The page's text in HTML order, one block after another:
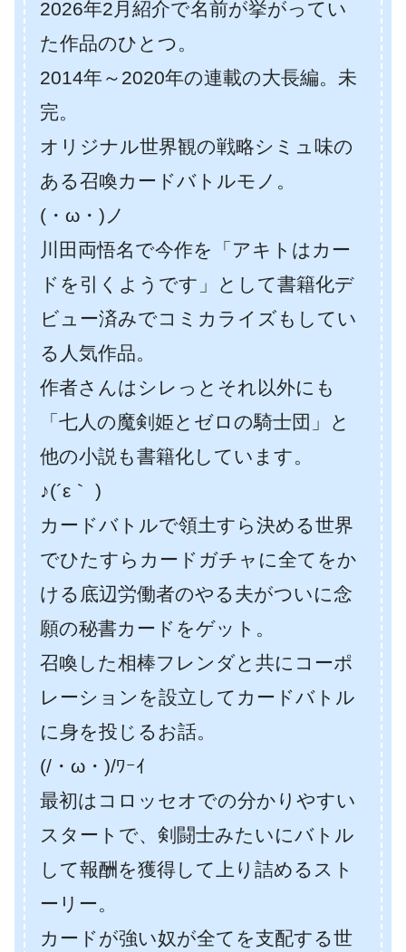
2026年2月紹介で名前が挙がってい
た作品のひとつ。
2014年～2020年の連載の大長編。未
完。
オリジナル世界観の戦略シミュ味の
ある召喚カードバトルモノ。
(・ω・)ノ
川田両悟名で今作を「アキトはカー
ドを引くようです」として書籍化デ
ビュー済みでコミカライズもしてい
る人気作品。
作者さんはシレっとそれ以外にも
「七人の魔剣姫とゼロの騎士団」と
他の小説も書籍化しています。
♪(´ε｀ )
カードバトルで領土すら決める世界
でひたすらカードガチャに全てをか
ける底辺労働者のやる夫がついに念
願の秘書カードをゲット。
召喚した相棒フレンダと共にコーポ
レーションを設立してカードバトル
に身を投じるお話。
(/・ω・)/ﾜｰｲ
最初はコロッセオでの分かりやすい
スタートで、剣闘士みたいにバトル
して報酬を獲得して上り詰めるスト
ーリー。
カードが強い奴が全てを支配する世